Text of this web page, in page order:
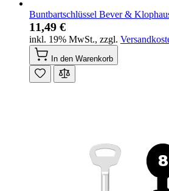
Buntbartschlüssel Bever &
11,49 €
inkl. 19% MwSt., zzgl.
In den Warenkorb